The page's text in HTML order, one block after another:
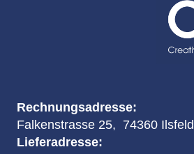
Rechnungsadresse:
Falkenstrasse 25, 74360 Ilsfeld
Lieferadresse: